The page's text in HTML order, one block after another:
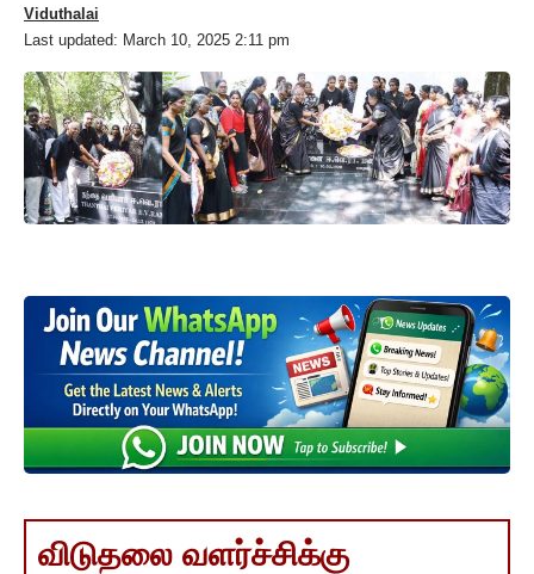
Last updated: March 10, 2025 2:11 pm
Viduthalai
விடுதலை வளர்ச்சிக்கு